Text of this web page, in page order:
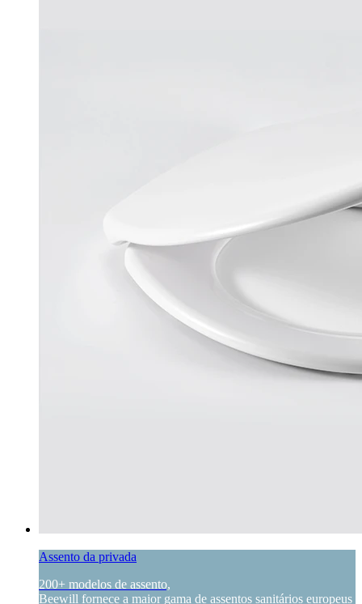
Assento da privada
200+ modelos de assento,
Beewill fornece a maior gama de assentos sanitários europeus